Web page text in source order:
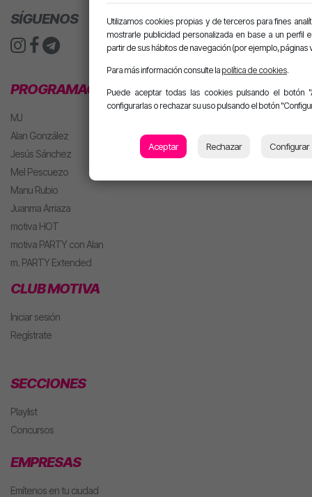
SÍGUENOS
PROGRAMACIÓN
MJ
Alan González
Jesús Sánchez
Mel Pescuezo
Manu Rubio
Juanma Arriaza
motiva HOT
motiva PARTY con Alan
m. PARTY Extended
CLUB MOTIVA
Iniciar sesión
Regístrate
SECCIONES
Playlist
Concursos
EMPRESAS
Emítenos en tu ciudad
Utilizamos cookies propias y de terceros para fines
mostrarle publicidad personalizada en base a un perfil
partir de sus hábitos de navegación (por ejemplo, páginas
Para más información consulte la política de cookies.
Puede aceptar todas las cookies pulsando el botón
configurarlas o rechazar su uso pulsando el botón
Aceptar Rechazar Configurar